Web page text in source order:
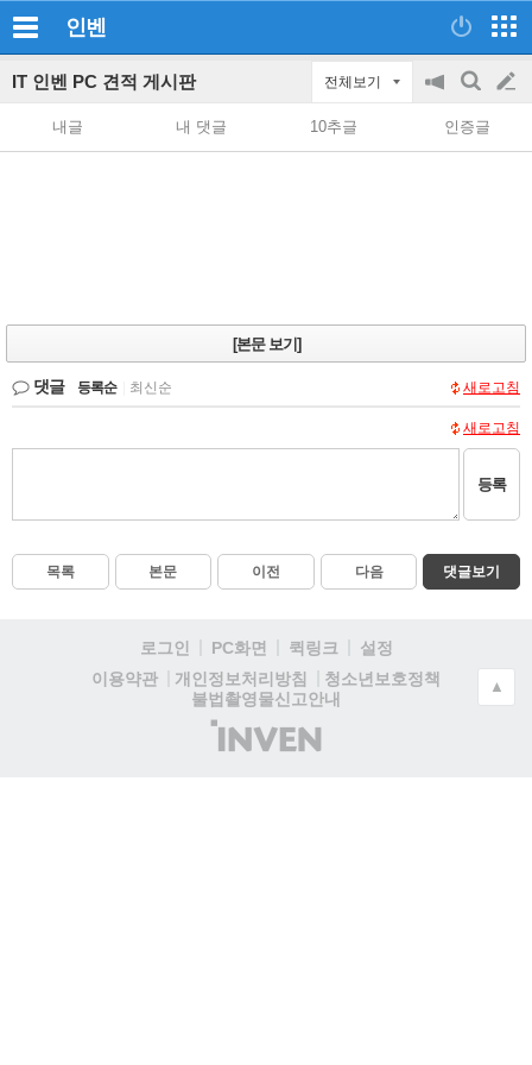
인벤
IT 인벤 PC 견적 게시판 전체보기
공
on/off
검
색
글
쓰
내글 내 댓글 10추글 인증글
[본문 보기]
댓글 등록순 최신순 새로고침
새로고침
등록
목록 본문 이전 다음 댓글보기
로그인 PC화면 퀵링크
설정
이용약관
개인정보처리방침
청소년보호정책
불법촬영물신고안내
(주)
인
▲